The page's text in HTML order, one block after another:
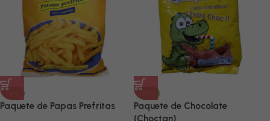
-9%
Paquete de Papas Prefritas
-13%
Paquete de Chocolate
(Choctan)